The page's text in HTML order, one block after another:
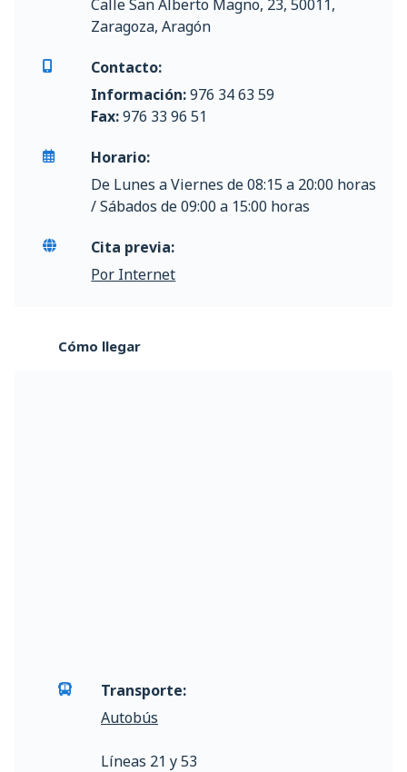
Calle San Alberto Magno, 23, 50011,
Zaragoza, Aragón
Contacto:
Información:976 34 63 59
Fax:976 33 96 51
Horario:
De Lunes a Viernes de 08:15 a 20:00 horas
/ Sábados de 09:00 a 15:00 horas
Cita previa:
Por Internet
Cómo llegar
Transporte:
Autobús
Líneas 21 y 53